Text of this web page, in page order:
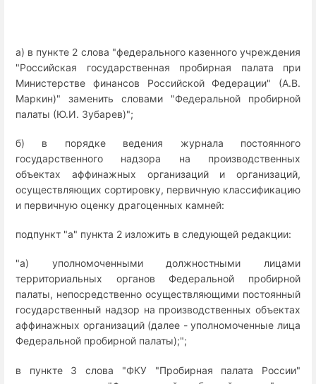
а) в пункте 2 слова "федерального казенного учреждения
"Российская государственная пробирная палата при
Министерстве финансов Российской Федерации" (А.В.
Маркин)" заменить словами "Федеральной пробирной
палаты (Ю.И. Зубарев)";
б) в порядке ведения журнала постоянного
государственного надзора на производственных
объектах аффинажных организаций и организаций,
осуществляющих сортировку, первичную классификацию
и первичную оценку драгоценных камней:
подпункт "а" пункта 2 изложить в следующей редакции:
"а) уполномоченными должностными лицами
территориальных органов Федеральной пробирной
палаты, непосредственно осуществляющими постоянный
государственный надзор на производственных объектах
аффинажных организаций (далее - уполномоченные лица
Федеральной пробирной палаты);";
в пункте 3 слова "ФКУ "Пробирная палата России"